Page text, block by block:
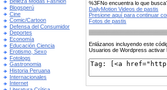
Blogsperú
Cine
Comic/Cartoon
Defensa del Consumidor
Deportes
Economía
Educación Ciencia
Erotismo, Sexo
Fotologs
Gastronomia
Historia Peruana
Internacionales
Internet
%3FNo encuentra lo que
DailyMotion Videos de pastis
Presione aquí para continuar
Fotos de pastis
Enlázanos incluyendo este
Usuarios de Wordpress activar